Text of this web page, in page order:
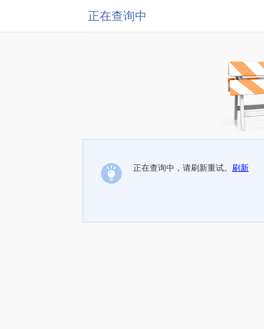
正在查询中
正在查询中，请刷新重试。 刷新